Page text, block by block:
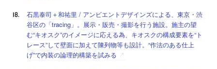
石黒泰司＋和祐里 / アンビエントデザインズによる、東京・渋
谷区の「tracing」。展示・販売・撮影を行う施設。施主の望
む“キオスク”のイメージに応える為、キオスクの構成要素を“ト
レース”して壁面に加えて陳列物等も設計。“作法のある仕上
げ”で内装の論理的構築を試みる